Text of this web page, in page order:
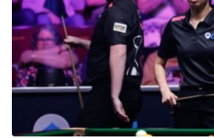
турнире Shanghai
Masters. В финале
он встретился с
действующим
Чемпионом
Кайреном Уилсоном
и одержал
уверенную